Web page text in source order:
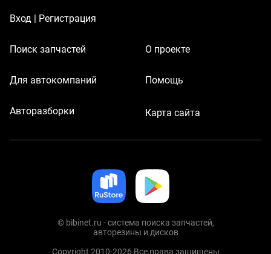
Вход | Регистрация
Поиск запчастей
Для автокомпаний
Авторазборки
О проекте
Помощь
Карта сайта
© bibinet.ru - система поиска запчастей,
авторезины и дисков
Copyright 2010-2026 Все права защищены